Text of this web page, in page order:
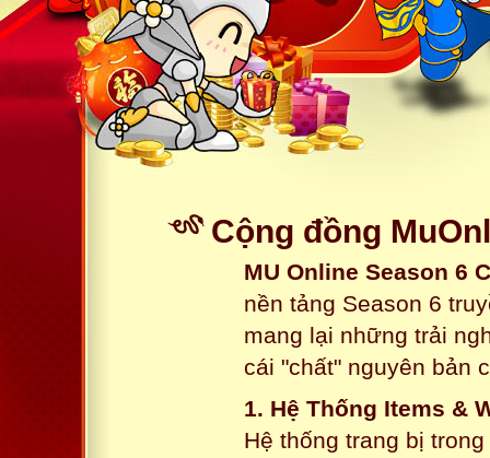
Cộng đồng
MU Online Season 6
nền tảng Season 6
mang lại những trải
cái "chất" nguyên bản
1. Hệ Thống Items &
Hệ thống trang bị